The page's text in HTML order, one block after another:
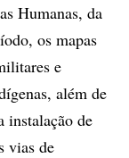
Humanas, da
os mapas
e
além de
instalação de
vias de